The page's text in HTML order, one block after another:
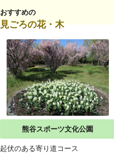
おすすめの
見ごろの花・木
熊谷スポーツ文化公園
起伏のある寄り道コース